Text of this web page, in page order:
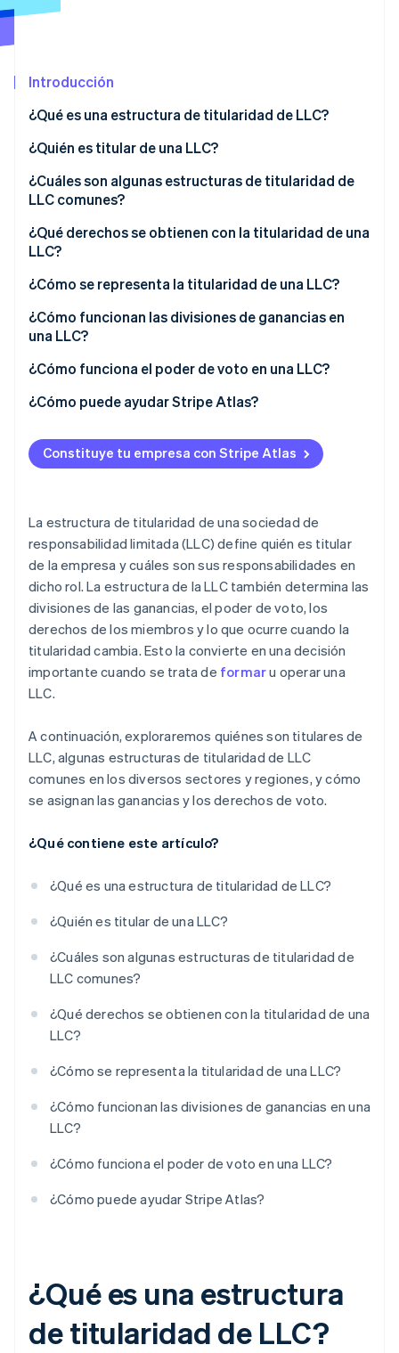
Sesiones de Stripe 2026
Mirar ahoraStripe App Marketplace
Introducción
¿Qué es una estructura de titularidad de LLC?
¿Quién es titular de una LLC?
¿Cuáles son algunas estructuras de titularidad de
LLC comunes?
¿Qué derechos se obtienen con la titularidad de una
LLC?
¿Cómo se representa la titularidad de una LLC?
¿Cómo funcionan las divisiones de ganancias en
una LLC?
¿Cómo funciona el poder de voto en una LLC?
¿Cómo puede ayudar Stripe Atlas?
Solicitud de ingreso a Atlas
Aceptación de pagos y operaciones bancarias antes
Compra de acciones para fundadores sin dinero en
efectivo
Presentación automática de la elección de
impuestos 83(b)
Documentos legales de empresas de primer nivel
Un año sin cargo de Stripe Payments, más $50,000
en créditos y descuentos para socios
Constituye tu empresa con Stripe Atlas
La estructura de titularidad de una sociedad de
responsabilidad limitada (LLC) define quién es titular
de la empresa y cuáles son sus responsabilidades en
dicho rol. La estructura de la LLC también determina las
divisiones de las ganancias, el poder de voto, los
derechos de los miembros y lo que ocurre cuando la
titularidad cambia. Esto la convierte en una decisión
importante cuando se trata de formaru operar una
LLC.
A continuación, exploraremos quiénes son titulares de
LLC, algunas estructuras de titularidad de LLC
comunes en los diversos sectores y regiones, y cómo
se asignan las ganancias y los derechos de voto.
¿Qué contiene este artículo?
¿Qué es una estructura de titularidad de LLC?
¿Quién es titular de una LLC?
¿Cuáles son algunas estructuras de titularidad de
LLC comunes?
¿Qué derechos se obtienen con la titularidad de una
LLC?
¿Cómo se representa la titularidad de una LLC?
¿Cómo funcionan las divisiones de ganancias en una
LLC?
¿Cómo funciona el poder de voto en una LLC?
¿Cómo puede ayudar Stripe Atlas?
¿Qué es una estructura
de titularidad de LLC?